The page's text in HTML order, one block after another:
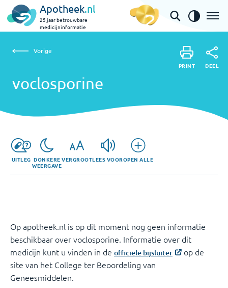
Apotheek.nl
25 jaar betrouwbare
medicijninformatie
voclosporine
Vorige
voclosporine
PRINT DEEL
UITLEG DONKERE
WEERGAVE
VERGROOTLEES VOOROPEN ALLE
Op apotheek.nl is op dit moment nog geen informatie
beschikbaar over voclosporine. Informatie over dit
medicijn kunt u vinden in de officiële bijsluiter
op de
site van het College ter Beoordeling van
Geneesmiddelen.